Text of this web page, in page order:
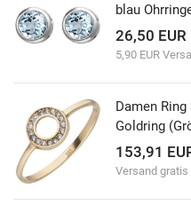
blau
26,50 EUR
5,90 EUR
Damen
Goldring
153,91
Versand gratis